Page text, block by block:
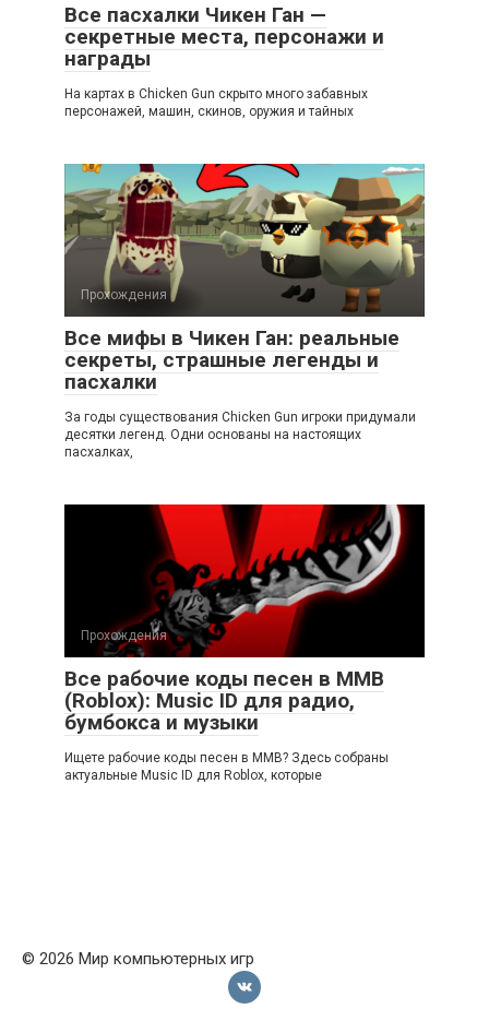
Все пасхалки Чикен Ган —
секретные места, персонажи и
награды
На картах в Chicken Gun скрыто много забавных
персонажей, машин, скинов, оружия и тайных
Прохождения
Все мифы в Чикен Ган: реальные
секреты, страшные легенды и
пасхалки
За годы существования Chicken Gun игроки придумали
десятки легенд. Одни основаны на настоящих
пасхалках,
Прохождения
Все рабочие коды песен в ММВ
(Roblox): Music ID для радио,
бумбокса и музыки
Ищете рабочие коды песен в ММВ? Здесь собраны
актуальные Music ID для Roblox, которые
© 2026 Мир компьютерных игр